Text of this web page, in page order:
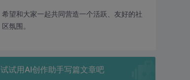
希望和大家一起共同营造一个活跃、友好的社
区氛围。
试试用AI创作助手写篇文章吧